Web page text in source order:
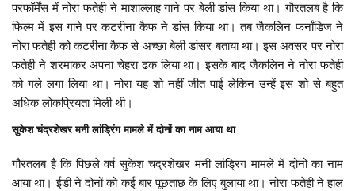
परफॉर्मेंस में नोरा फतेही ने माशाल्लाह गाने पर बेली डांस किया था। गौरतलब है कि
फिल्म में इस गाने पर कटरीना कैफ ने डांस किया था। तब जैकलिन फर्नांडिज ने
नोरा फतेही को कटरीना कैफ से अच्छा बेली डांसर बताया था। इस अवसर पर नोरा
फतेही ने शरमाकर अपना चेहरा ढक लिया था। इसके बाद जैकलिन ने नोरा फतेही
को गले लगा लिया था। नोरा यह शो नहीं जीत पाई लेकिन उन्हें इस शो से बहुत
अधिक लोकप्रियता मिली थी।
सुकेश चंद्रशेखर मनी लांड्रिंग मामले में दोनों का नाम आया था
गौरतलब है कि पिछले वर्ष सुकेश चंद्रशेखर मनी लांड्रिंग मामले में दोनों का नाम
आया था। ईडी ने दोनों को कई बार पूछताछ के लिए बुलाया था। नोरा फतेही ने हाल